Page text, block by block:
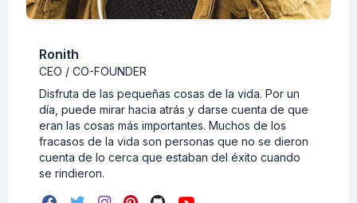
Ronith
CEO / CO-FOUNDER
Disfruta de las pequeñas cosas de la vida. Por un
día, puede mirar hacia atrás y darse cuenta de que
eran las cosas más importantes. Muchos de los
fracasos de la vida son personas que no se dieron
cuenta de lo cerca que estaban del éxito cuando
se rindieron.